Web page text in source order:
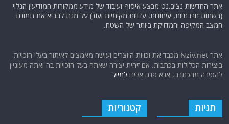
אתר החדשות נציב.נט מבצע איסוף ועיבוד של מידע ממקורות המודיעין הגלוי
(רשתות חברתיות, עיתונות, עדויות מקומיות ועוד) על מנת להביא את תמונת
המצב המקיפה והמדויקת ביותר של השטח.
אתר Nziv.net מכבד את זכויות היוצרים ועושה מאמצים לאיתור בעלי הזכויות
ביצירות הכלולות בכתבות. אם זיהית יצירה שאתה בעל הזכויות בה ואתה מעוניין
להסירה מהכתבה, אנא פנה אלינולמייל
תגיות קטגוריות